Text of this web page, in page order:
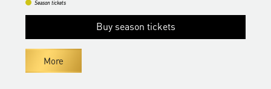
Season tickets
Buy season tickets
More